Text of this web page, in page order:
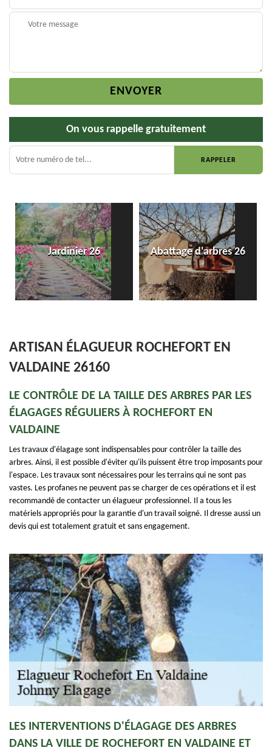
On vous rappelle gratuitement
Jardinier 26 Abattage d'arbres 26
ARTISAN ÉLAGUEUR ROCHEFORT EN
VALDAINE 26160
LE CONTRÔLE DE LA TAILLE DES ARBRES PAR LES
ÉLAGAGES RÉGULIERS À ROCHEFORT EN
VALDAINE
Les travaux d'élagage sont indispensables pour contrôler la taille des
arbres. Ainsi, il est possible d'éviter qu'ils puissent être trop imposants pour
l'espace. Les travaux sont nécessaires pour les terrains qui ne sont pas
vastes. Les profanes ne peuvent pas se charger de ces opérations et il est
recommandé de contacter un élagueur professionnel. Il a tous les
matériels appropriés pour la garantie d'un travail soigné. Il dresse aussi un
devis qui est totalement gratuit et sans engagement.
LES INTERVENTIONS D'ÉLAGAGE DES ARBRES
DANS LA VILLE DE ROCHEFORT EN VALDAINE ET